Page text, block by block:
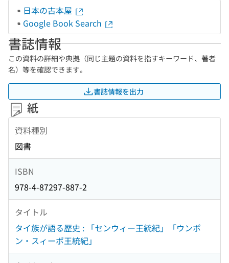
日本の古本屋
Google Book Search
書誌情報
この資料の詳細や典拠（同じ主題の資料を指すキーワード、著者
名）等を確認できます。
書誌情報を出力
紙
資料種別
図書
ISBN
978-4-87297-887-2
タイトル
タイ族が語る歴史 : 「センウィー王統紀」「ウンポ
ン・スィーポ王統紀」